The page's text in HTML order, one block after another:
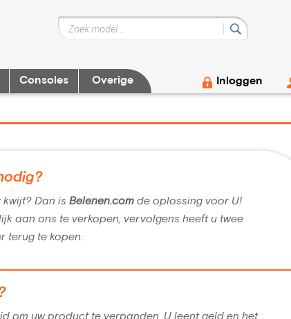
Consoles Overige Inloggen
Dan is Belenen.com de oplossing voor U!
aan ons te verkopen, vervolgens heeft u twee
terug te kopen.
om uw product te verpanden. U leent geld en het